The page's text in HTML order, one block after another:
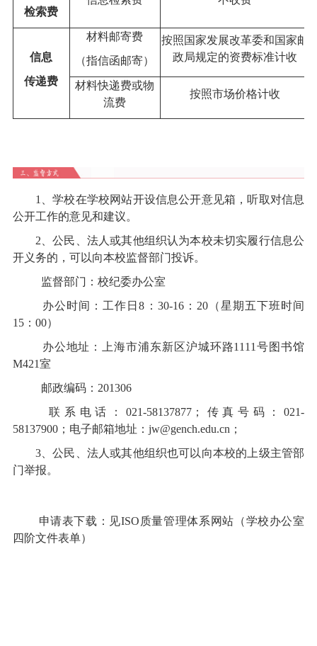
检索费
信息
传递费
材料邮寄费
（指信函邮寄）
按照国家发展改革委和国家邮
政局规定的资费标准计收
材料快递费或物
流费
按照市场价格计收
1、学校在学校网站开设信息公开意见箱 ，听取对信息
公开工作的意见和建议。
2、公民、法人或其他组织认为本校未切实履行信息公
开义务的，可以向本校监督部门投诉。
监督部门：校纪委办公室
办公时间：工作日8：30-16：20（星期五下班时间
15：00）
办公地址：上海市浦东新区沪城环路1111号图书馆
M421室
邮政编码：201306
联系电话：021-58137877；传真号码：021-
58137900； 电子邮箱地址： jw@gench.edu.cn ；
3、公民、法人或其他组织也可以向本校的上级主管部
门举报。
申请表下载：见ISO质量管理体系网站（学校办公室
四阶文件表单）